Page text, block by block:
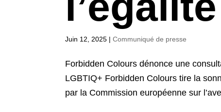
Juin 12, 2025 |Communiqué de presse
Forbidden Colours dénonce une
LGBTIQ+ Forbidden Colours tire la
par la Commission européenne sur